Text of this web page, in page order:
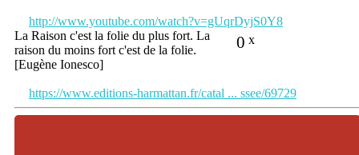
http://www.youtube.com/watch?v=gUqrDyjS0Y8
0 x
La Raison c'est la folie du plus fort. La
raison du moins fort c'est de la folie.
[Eugène Ionesco]
https://www.editions-harmattan.fr/catal ... ssee/69729